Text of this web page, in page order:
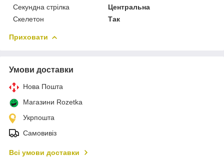
Секундна стрілка
Центральна
Скелетон
Так
Приховати
Умови доставки
Нова Пошта
Магазини Rozetka
Укрпошта
Самовивіз
Всі умови доставки